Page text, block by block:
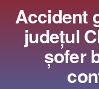
Accident
județul
șofer